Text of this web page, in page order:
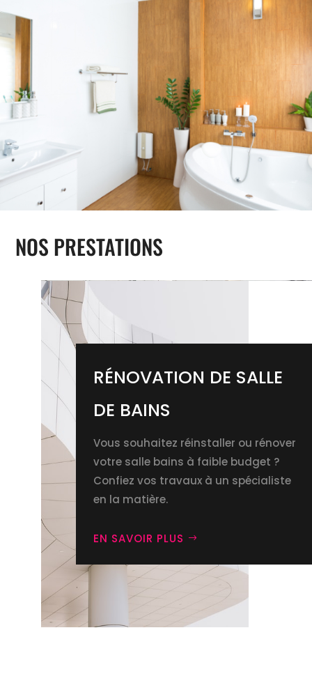
NOS PRESTATIONS
RÉNOVATION DE SALLE
DE BAINS
Vous souhaitez réinstaller ou rénover
votre salle bains à faible budget ?
Confiez vos travaux à un spécialiste
en la matière.
EN SAVOIR PLUS